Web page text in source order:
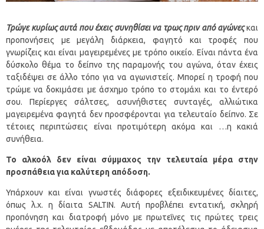
Τρώγε κυρίως αυτά που έχεις συνηθίσει να τρως πριν από αγώνεςκαι
προπονήσεις με μεγάλη διάρκεια, φαγητό και τροφές που
γνωρίζεις και είναι μαγειρεμένες με τρόπο οικείο. Είναι πάντα ένα
δύσκολο θέμα το δείπνο της παραμονής του αγώνα, όταν έχεις
ταξιδέψει σε άλλο τόπο για να αγωνιστείς. Μπορεί η τροφή που
τρώμε να δοκιμάσει με άσχημο τρόπο το στομάχι και το έντερό
σου. Περίεργες σάλτσες, ασυνήθιστες συνταγές, αλλιώτικα
μαγειρεμένα φαγητά δεν προσφέρονται για τελευταίο δείπνο. Σε
τέτοιες περιπτώσεις είναι προτιμότερη ακόμα και …η κακιά
συνήθεια.
Το αλκοόλ δεν είναι σύμμαχος την τελευταία μέρα στην
προσπάθεια για καλύτερη απόδοση.
Υπάρχουν και είναι γνωστές διάφορες εξειδικευμένες δίαιτες,
όπως λ.χ. η δίαιτα SALTIN. Αυτή προβλέπει εντατική, σκληρή
προπόνηση και διατροφή μόνο με πρωτεΐνες τις πρώτες τρεις